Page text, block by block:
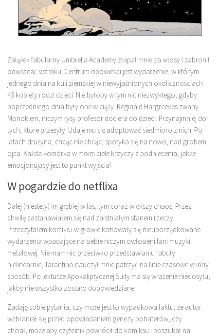
Zalążek fabularny Umbrella Academy złapał mnie za włosy i zabronił
odwracać wzroku. Centrum opowieści jest wydarzenie, w którym
jednego dnia na kuli ziemskiej w niewyjaśnionych okolicznościach
43 kobiety rodzi dzieci. Nie byłoby w tym nic niezwykłego, gdyby
poprzedniego dnia były one w ciąży. Reginald Hargreeves zwany
Monoklem, niczym łysy profesor dociera do dzieci. Przynajmniej do
tych, które przeżyły. Udaje mu się adoptować siedmioro z nich. Po
latach drużyna, chcąc nie chcąc, spotyka się na nowo, nad grobem
ojca. Każda komórka w moim ciele krzyczy z podniecenia, jakże
emocjonujący jest to punkt wyjścia!
W pogardzie do netflixa
Dalej (niestety) im głębiej w las, tym coraz większy chaos. Przez
chwilę zastanawiałem się nad zaistniałym stanem rzeczy.
Przeczytałem komiks i w głowie kotłowały się nieuporządkowane
wydarzenia wpadające na siebie niczym owłosieni fani muzyki
metalowej. Nie mam nic przeciwko przedstawianiu fabuły
nielinearnie, Tarantino nauczył mnie patrzyć na linie czasowe w inny
sposób. Po lekturze Apokaliptycznej Suity ma się wrażenie niedosytu,
jakby nie wszystko zostało dopowiedziane.
Zadaję sobie pytania, czy może jest to wypadkowa faktu, że autor
wzbraniał się przed opowiadaniem genezy bohaterów, czy
chciał, może aby czytelnik powrócił do komiksu i poszukał na